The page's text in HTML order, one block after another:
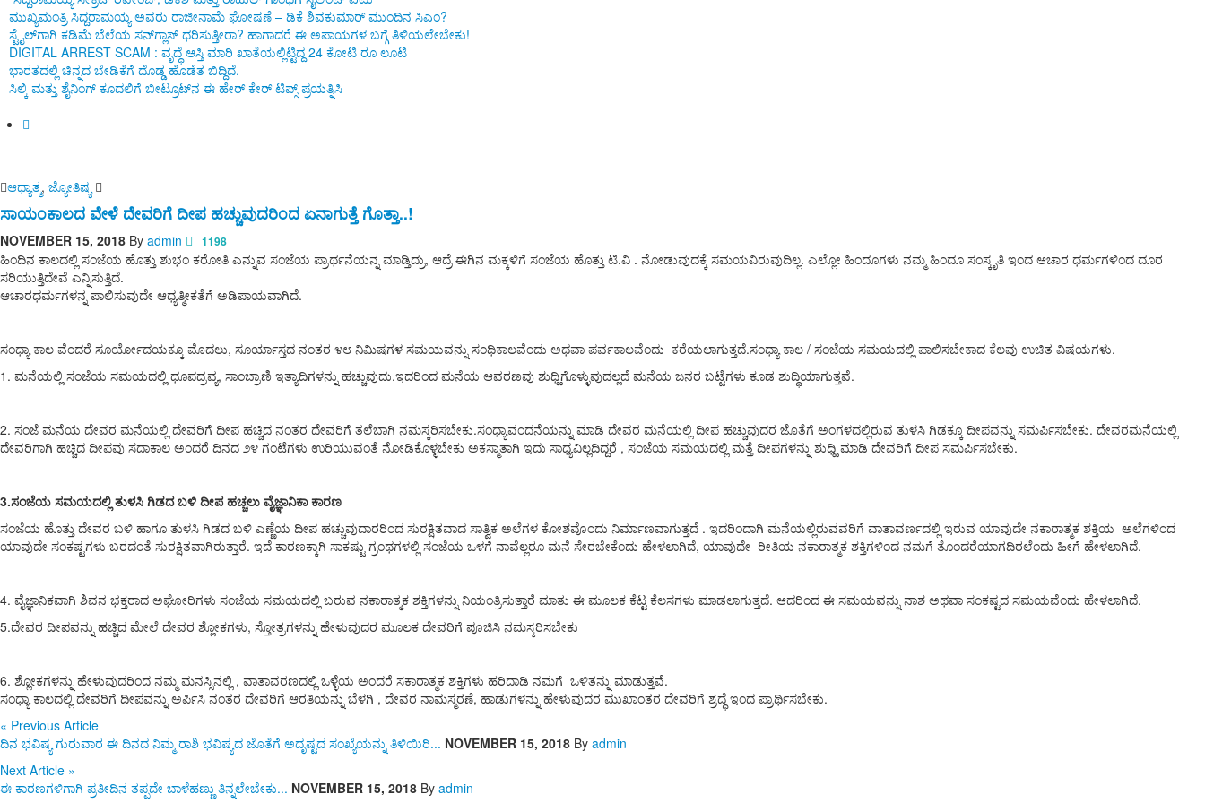
ಮುಖ್ಯಮಂತ್ರಿ ಸಿದ್ದರಾಮಯ್ಯ ಅವರು ರಾಜೀನಾಮೆ ಘೋಷಣೆ – ಡಿಕೆ ಶಿವಕುಮಾರ್ ಮುಂದಿನ ಸಿಎಂ?
ಸ್ಟೈಲ್‌ಗಾಗಿ ಕಡಿಮೆ ಬೆಲೆಯ ಸನ್‌ಗ್ಲಾಸ್ ಧರಿಸುತ್ತೀರಾ? ಹಾಗಾದರೆ ಈ ಅಪಾಯಗಳ ಬಗ್ಗೆ ತಿಳಿಯಲೇಬೇಕು!
DIGITAL ARREST SCAM : ವೃದ್ಧೆ ಆಸ್ತಿ ಮಾರಿ ಖಾತೆಯಲ್ಲಿಟ್ಟಿದ್ದ 24 ಕೋಟಿ ರೂ ಲೂಟಿ
ಭಾರತದಲ್ಲಿ ಚಿನ್ನದ ಬೇಡಿಕೆಗೆ ದೊಡ್ಡ ಹೊಡೆತ ಬಿದ್ದಿದೆ.
ಸಿಲ್ಕಿ ಮತ್ತು ಶೈನಿಂಗ್ ಕೂದಲಿಗೆ ಬೀಟ್ರೂಟ್‌ನ ಈ ಹೇರ್ ಕೇರ್ ಟಿಪ್ಸ್ ಪ್ರಯತ್ನಿಸಿ
ಆಧ್ಯಾತ್ಮ, ಜ್ಯೋತಿಷ್ಯ
ಸಾಯಂಕಾಲದ ವೇಳೆ ದೇವರಿಗೆ ದೀಪ ಹಚ್ಚುವುದರಿಂದ ಏನಾಗುತ್ತೆ ಗೊತ್ತಾ..!
NOVEMBER 15, 2018 By admin 1198
ಹಿಂದಿನ ಕಾಲದಲ್ಲಿ ಸಂಜೆಯ ಹೊತ್ತು ಶುಭಂ ಕರೋತಿ ಎನ್ನುವ ಸಂಜೆಯ ಪ್ರಾರ್ಥನೆಯನ್ನ ಮಾಡ್ತಿದ್ರು, ಆದ್ರೆ ಈಗಿನ ಮಕ್ಕಳಿಗೆ ಸಂಜೆಯ ಹೊತ್ತು ಟಿ.ವಿ . ನೋಡುವುದಕ್ಕೆ ಸಮಯವಿರುವುದಿಲ್ಲ. ಎಲ್ಲೋ ಹಿಂದೂಗಳು ನಮ್ಮ ಹಿಂದೂ ಸಂಸ್ಕೃತಿ ಇಂದ ಆಚಾರ ಧರ್ಮಗಳಿಂದ ದೂರ
ಸರಿಯುತ್ತಿದೇವೆ ಎನ್ನಿಸುತ್ತಿದೆ.
ಆಚಾರಧರ್ಮಗಳನ್ನ ಪಾಲಿಸುವುದೇ ಆಧ್ಯತ್ಮೀಕತೆಗೆ ಅಡಿಪಾಯವಾಗಿದೆ.
ಸಂಧ್ಯಾ ಕಾಲ ವೆಂದರೆ ಸೂರ್ಯೋದಯಕ್ಕೂ ಮೊದಲು, ಸೂರ್ಯಾಸ್ತದ ನಂತರ ೪೮ ನಿಮಿಷಗಳ ಸಮಯವನ್ನು ಸಂಧಿಕಾಲವೆಂದು ಅಥವಾ ಪರ್ವಕಾಲವೆಂದು ಕರೆಯಲಾಗುತ್ತದೆ.ಸಂಧ್ಯಾ ಕಾಲ / ಸಂಜೆಯ ಸಮಯದಲ್ಲಿ ಪಾಲಿಸಬೇಕಾದ ಕೆಲವು ಉಚಿತ ವಿಷಯಗಳು.
1. ಮನೆಯಲ್ಲಿ ಸಂಜೆಯ ಸಮಯದಲ್ಲಿ ಧೂಪದ್ರವ್ಯ, ಸಾಂಬ್ರಾಣಿ ಇತ್ಯಾದಿಗಳನ್ನು ಹಚ್ಚುವುದು.ಇದರಿಂದ ಮನೆಯ ಆವರಣವು ಶುಧ್ಹಿಗೊಳ್ಳುವುದಲ್ಲದೆ ಮನೆಯ ಜನರ ಬಟ್ಟೆಗಳು ಕೂಡ ಶುದ್ಧಿಯಾಗುತ್ತವೆ.
2. ಸಂಜೆ ಮನೆಯ ದೇವರ ಮನೆಯಲ್ಲಿ ದೇವರಿಗೆ ದೀಪ ಹಚ್ಚಿದ ನಂತರ ದೇವರಿಗೆ ತಲೆಬಾಗಿ ನಮಸ್ಕರಿಸಬೇಕು.ಸಂಧ್ಯಾವಂದನೆಯನ್ನು ಮಾಡಿ ದೇವರ ಮನೆಯಲ್ಲಿ ದೀಪ ಹಚ್ಚುವುದರ ಜೊತೆಗೆ ಅಂಗಳದಲ್ಲಿರುವ ತುಳಸಿ ಗಿಡಕ್ಕೂ ದೀಪವನ್ನು ಸಮರ್ಪಿಸಬೇಕು. ದೇವರಮನೆಯಲ್ಲಿ
ದೇವರಿಗಾಗಿ ಹಚ್ಚಿದ ದೀಪವು ಸದಾಕಾಲ ಅಂದರೆ ದಿನದ ೨೪ ಗಂಟೆಗಳು ಉರಿಯುವಂತೆ ನೋಡಿಕೊಳ್ಳಬೇಕು ಅಕಸ್ಮಾತಾಗಿ ಇದು ಸಾಧ್ಯವಿಲ್ಲದಿದ್ದರೆ , ಸಂಜೆಯ ಸಮಯದಲ್ಲಿ ಮತ್ತೆ ದೀಪಗಳನ್ನು ಶುಧ್ಹಿ ಮಾಡಿ ದೇವರಿಗೆ ದೀಪ ಸಮರ್ಪಿಸಬೇಕು.
3.ಸಂಜೆಯ ಸಮಯದಲ್ಲಿ ತುಳಸಿ ಗಿಡದ ಬಳಿ ದೀಪ ಹಚ್ಚಲು ವೈಜ್ಞಾನಿಕಾ ಕಾರಣ
ಸಂಜೆಯ ಹೊತ್ತು ದೇವರ ಬಳಿ ಹಾಗೂ ತುಳಸಿ ಗಿಡದ ಬಳಿ ಎಣ್ಣೆಯ ದೀಪ ಹಚ್ಚುವುದಾರರಿಂದ ಸುರಕ್ಷಿತವಾದ ಸಾತ್ವಿಕ ಅಲೆಗಳ ಕೋಶವೊಂದು ನಿರ್ಮಾಣವಾಗುತ್ತದೆ . ಇದರಿಂದಾಗಿ ಮನೆಯಲ್ಲಿರುವವರಿಗೆ ವಾತಾವರ್ಣದಲ್ಲಿ ಇರುವ ಯಾವುದೇ ನಕಾರಾತ್ಮಕ ಶಕ್ತಿಯ ಅಲೆಗಳಿಂದ
ಯಾವುದೇ ಸಂಕಷ್ಟಗಳು ಬರದಂತೆ ಸುರಕ್ಷಿತವಾಗಿರುತ್ತಾರೆ. ಇದೆ ಕಾರಣಕ್ಕಾಗಿ ಸಾಕಷ್ಟು ಗ್ರಂಥಗಳಲ್ಲಿ ಸಂಜೆಯ ಒಳಗೆ ನಾವೆಲ್ಲರೂ ಮನೆ ಸೇರಬೇಕೆಂದು ಹೇಳಲಾಗಿದೆ, ಯಾವುದೇ ರೀತಿಯ ನಕಾರಾತ್ಮಕ ಶಕ್ತಿಗಳಿಂದ ನಮಗೆ ತೊಂದರೆಯಾಗದಿರಲೆಂದು ಹೀಗೆ ಹೇಳಲಾಗಿದೆ.
4. ವೈಜ್ಞಾನಿಕವಾಗಿ ಶಿವನ ಭಕ್ತರಾದ ಅಘೋರಿಗಳು ಸಂಜೆಯ ಸಮಯದಲ್ಲಿ ಬರುವ ನಕಾರಾತ್ಮಕ ಶಕ್ತಿಗಳನ್ನು ನಿಯಂತ್ರಿಸುತ್ತಾರೆ ಮಾತು ಈ ಮೂಲಕ ಕೆಟ್ಟ ಕೆಲಸಗಳು ಮಾಡಲಾಗುತ್ತದೆ. ಆದರಿಂದ ಈ ಸಮಯವನ್ನು ನಾಶ ಅಥವಾ ಸಂಕಷ್ಟದ ಸಮಯವೆಂದು ಹೇಳಲಾಗಿದೆ.
5.ದೇವರ ದೀಪವನ್ನು ಹಚ್ಚಿದ ಮೇಲೆ ದೇವರ ಶ್ಲೋಕಗಳು, ಸ್ತೋತ್ರಗಳನ್ನು ಹೇಳುವುದರ ಮೂಲಕ ದೇವರಿಗೆ ಪೂಜಿಸಿ ನಮಸ್ಕರಿಸಬೇಕು
6. ಶ್ಲೋಕಗಳನ್ನು ಹೇಳುವುದರಿಂದ ನಮ್ಮ ಮನಸ್ಸಿನಲ್ಲಿ , ವಾತಾವರಣದಲ್ಲಿ ಒಳ್ಳೆಯ ಅಂದರೆ ಸಕಾರಾತ್ಮಕ ಶಕ್ತಿಗಳು ಹರಿದಾಡಿ ನಮಗೆ ಒಳಿತನ್ನು ಮಾಡುತ್ತವೆ.
ಸಂಧ್ಯಾ ಕಾಲದಲ್ಲಿ ದೇವರಿಗೆ ದೀಪವನ್ನು ಅರ್ಪಿಸಿ ನಂತರ ದೇವರಿಗೆ ಆರತಿಯನ್ನು ಬೆಳಗಿ , ದೇವರ ನಾಮಸ್ಮರಣೆ, ಹಾಡುಗಳನ್ನು ಹೇಳುವುದರ ಮುಖಾಂತರ ದೇವರಿಗೆ ಶ್ರದ್ಧೆ ಇಂದ ಪ್ರಾರ್ಥಿಸಬೇಕು.
« Previous Article
ದಿನ ಭವಿಷ್ಯ ಗುರುವಾರ ಈ ದಿನದ ನಿಮ್ಮ ರಾಶಿ ಭವಿಷ್ಯದ ಜೊತೆಗೆ ಅದೃಷ್ಟದ ಸಂಖ್ಯೆಯನ್ನು ತಿಳಿಯಿರಿ... NOVEMBER 15, 2018 By admin
Next Article »
ಈ ಕಾರಣಗಳಿಗಾಗಿ ಪ್ರತೀದಿನ ತಪ್ಪದೇ ಬಾಳೆಹಣ್ಣು ತಿನ್ನಲೇಬೇಕು... NOVEMBER 15, 2018 By admin